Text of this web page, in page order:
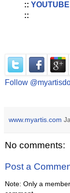
:: YOUTUBE
::
Follow
www.myartis.com
No comments:
Post a
Note: Only a